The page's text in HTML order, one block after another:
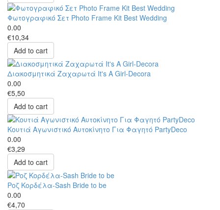
Φωτογραφικό Σετ Photo Frame Kit Best Wedding
0.00
€10,34
Add to cart
Διακοσμητικά Ζαχαρωτά It's A Girl-Decora
0.00
€5,50
Add to cart
Κουτιά Αγωνιστικό Αυτοκίνητο Για Φαγητό PartyDeco
0.00
€3,29
Add to cart
Ροζ Κορδέλα-Sash Bride to be
0.00
€4,70